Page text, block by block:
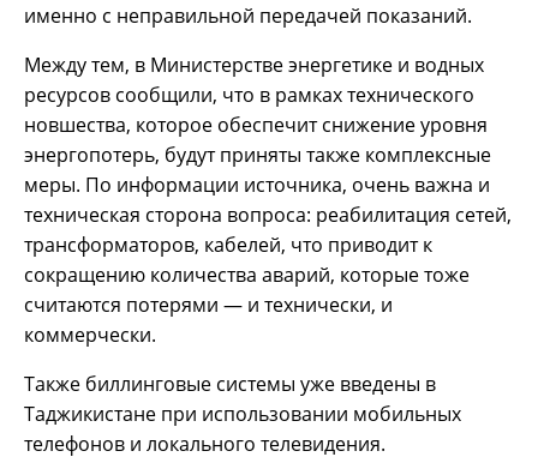
именно с неправильной передачей показаний.
Между тем, в Министерстве энергетике и водных
ресурсов сообщили, что в рамках технического
новшества, которое обеспечит снижение уровня
энергопотерь, будут приняты также комплексные
меры. По информации источника, очень важна и
техническая сторона вопроса: реабилитация сетей,
трансформаторов, кабелей, что приводит к
сокращению количества аварий, которые тоже
считаются потерями — и технически, и
коммерчески.
Также биллинговые системы уже введены в
Таджикистане при использовании мобильных
телефонов и локального телевидения.